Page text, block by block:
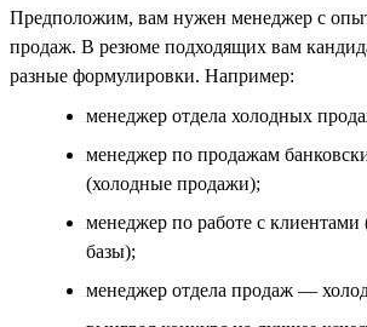
Предположим, вам нужен менеджер с
продаж. В резюме подходящих вам
разные формулировки. Например:
менеджер отдела холодных
менеджер по продажам
(холодные продажи);
менеджер по работе с клиентами
базы);
менеджер отдела продаж —